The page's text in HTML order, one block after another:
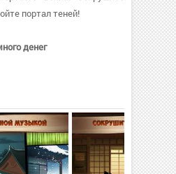
портал теней!
денег